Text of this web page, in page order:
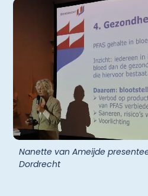
Nanette van Ameijde
Dordrecht